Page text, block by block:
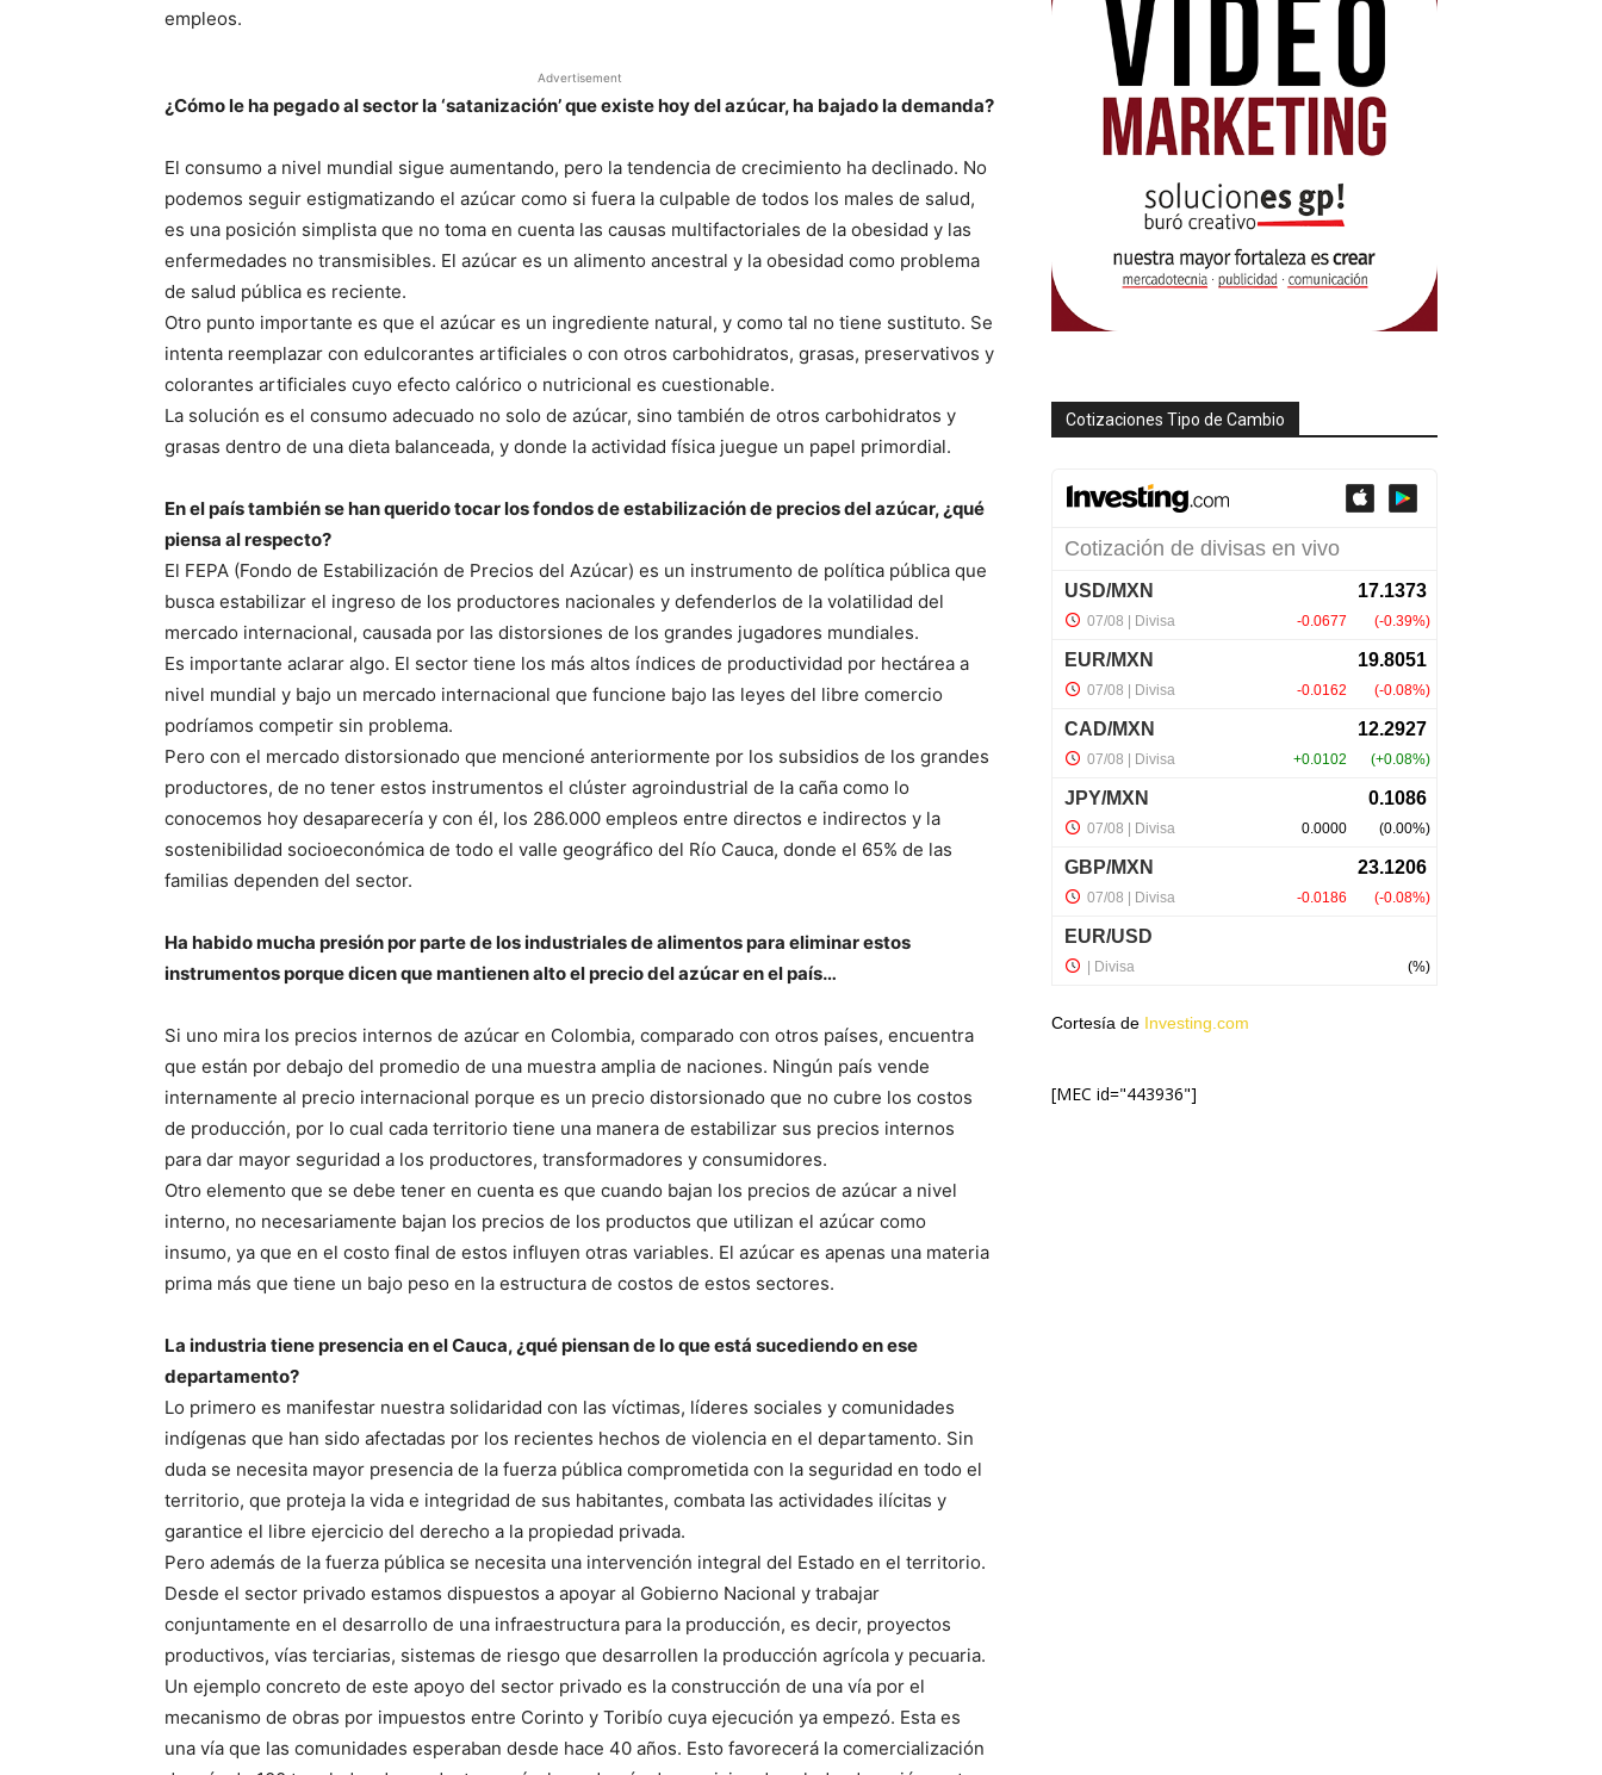
empleos.
Advertisement
¿Cómo le ha pegado al sector la ‘satanización’ que existe hoy del azúcar, ha bajado la demanda?
El consumo a nivel mundial sigue aumentando, pero la tendencia de crecimiento ha declinado. No
podemos seguir estigmatizando el azúcar como si fuera la culpable de todos los males de salud,
es una posición simplista que no toma en cuenta las causas multifactoriales de la obesidad y las
enfermedades no transmisibles. El azúcar es un alimento ancestral y la obesidad como problema
de salud pública es reciente.
Otro punto importante es que el azúcar es un ingrediente natural, y como tal no tiene sustituto. Se
intenta reemplazar con edulcorantes artificiales o con otros carbohidratos, grasas, preservativos y
colorantes artificiales cuyo efecto calórico o nutricional es cuestionable.
La solución es el consumo adecuado no solo de azúcar, sino también de otros carbohidratos y
grasas dentro de una dieta balanceada, y donde la actividad física juegue un papel primordial.
En el país también se han querido tocar los fondos de estabilización de precios del azúcar, ¿qué
piensa al respecto?
El FEPA (Fondo de Estabilización de Precios del Azúcar) es un instrumento de política pública que
busca estabilizar el ingreso de los productores nacionales y defenderlos de la volatilidad del
mercado internacional, causada por las distorsiones de los grandes jugadores mundiales.
Es importante aclarar algo. El sector tiene los más altos índices de productividad por hectárea a
nivel mundial y bajo un mercado internacional que funcione bajo las leyes del libre comercio
podríamos competir sin problema.
Pero con el mercado distorsionado que mencioné anteriormente por los subsidios de los grandes
productores, de no tener estos instrumentos el clúster agroindustrial de la caña como lo
conocemos hoy desaparecería y con él, los 286.000 empleos entre directos e indirectos y la
sostenibilidad socioeconómica de todo el valle geográfico del Río Cauca, donde el 65% de las
familias dependen del sector.
Ha habido mucha presión por parte de los industriales de alimentos para eliminar estos
instrumentos porque dicen que mantienen alto el precio del azúcar en el país…
Si uno mira los precios internos de azúcar en Colombia, comparado con otros países, encuentra
que están por debajo del promedio de una muestra amplia de naciones. Ningún país vende
internamente al precio internacional porque es un precio distorsionado que no cubre los costos
de producción, por lo cual cada territorio tiene una manera de estabilizar sus precios internos
para dar mayor seguridad a los productores, transformadores y consumidores.
Otro elemento que se debe tener en cuenta es que cuando bajan los precios de azúcar a nivel
interno, no necesariamente bajan los precios de los productos que utilizan el azúcar como
insumo, ya que en el costo final de estos influyen otras variables. El azúcar es apenas una materia
prima más que tiene un bajo peso en la estructura de costos de estos sectores.
La industria tiene presencia en el Cauca, ¿qué piensan de lo que está sucediendo en ese
departamento?
Lo primero es manifestar nuestra solidaridad con las víctimas, líderes sociales y comunidades
indígenas que han sido afectadas por los recientes hechos de violencia en el departamento. Sin
duda se necesita mayor presencia de la fuerza pública comprometida con la seguridad en todo el
territorio, que proteja la vida e integridad de sus habitantes, combata las actividades ilícitas y
garantice el libre ejercicio del derecho a la propiedad privada.
Pero además de la fuerza pública se necesita una intervención integral del Estado en el territorio.
Desde el sector privado estamos dispuestos a apoyar al Gobierno Nacional y trabajar
conjuntamente en el desarrollo de una infraestructura para la producción, es decir, proyectos
productivos, vías terciarias, sistemas de riesgo que desarrollen la producción agrícola y pecuaria.
Un ejemplo concreto de este apoyo del sector privado es la construcción de una vía por el
mecanismo de obras por impuestos entre Corinto y Toribío cuya ejecución ya empezó. Esta es
una vía que las comunidades esperaban desde hace 40 años. Esto favorecerá la comercialización
Cotizaciones Tipo de Cambio
Cortesía de Investing.com
[MEC id="443936"]